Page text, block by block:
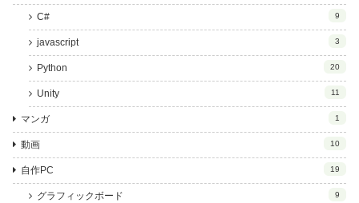
C# 9
javascript 3
Python 20
Unity 11
マンガ 1
動画 10
自作PC 19
グラフィックボード 9